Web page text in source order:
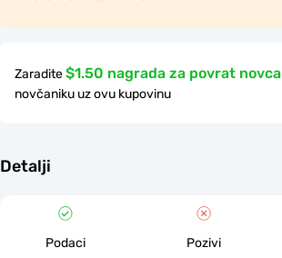
Zaradite$1.50 nagrada za povrat novca
novčaniku uz ovu kupovinu
Detalji
Podaci Pozivi